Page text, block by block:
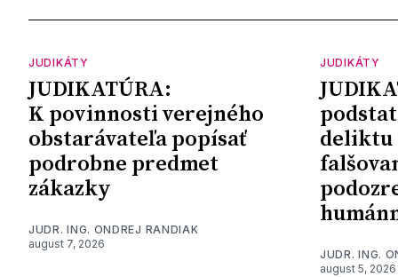
JUDIKÁTY
JUDIKATÚRA:
K povinnosti verejného
obstarávateľa popísať
podrobne predmet
zákazky
JUDR. ING. ONDREJ RANDIAK
august 7, 2026
JUDIKÁTY
deliktu
JUDR. ING.
august 5, 2026